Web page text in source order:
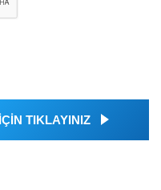
TIKLAYINIZ